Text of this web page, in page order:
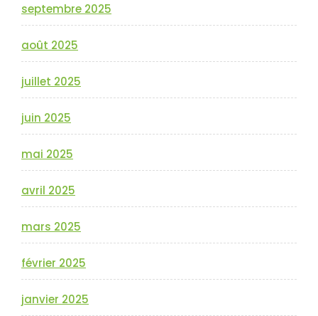
septembre 2025
août 2025
juillet 2025
juin 2025
mai 2025
avril 2025
mars 2025
février 2025
janvier 2025